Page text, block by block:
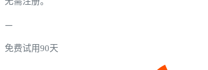
免费试用90天